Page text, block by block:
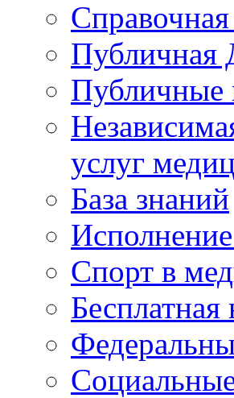
Публичная
Публичные
услуг
База знаний
Спорт в